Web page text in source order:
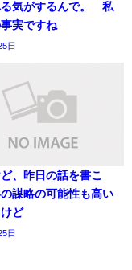
る気がするんで。 私
実ですね
日
、昨日の話を書こ
謀略の可能性も高い
ど
日